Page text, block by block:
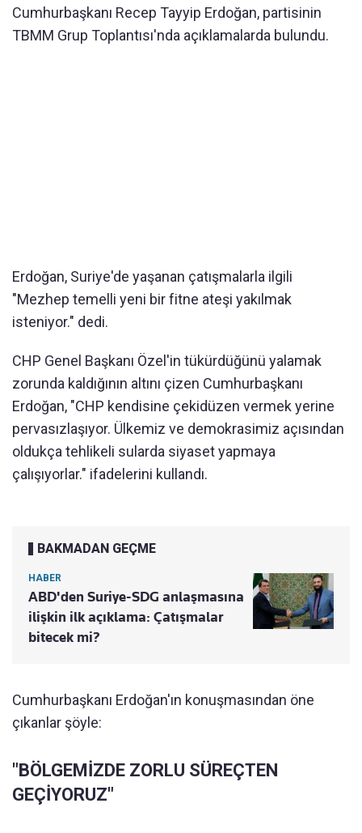
Cumhurbaşkanı Recep Tayyip Erdoğan, partisinin
TBMM Grup Toplantısı'nda açıklamalarda bulundu.
Erdoğan, Suriye'de yaşanan çatışmalarla ilgili
"Mezhep temelli yeni bir fitne ateşi yakılmak
isteniyor." dedi.
CHP Genel Başkanı Özel'in tükürdüğünü yalamak
zorunda kaldığının altını çizen Cumhurbaşkanı
Erdoğan, "CHP kendisine çekidüzen vermek yerine
pervasızlaşıyor. Ülkemiz ve demokrasimiz açısından
oldukça tehlikeli sularda siyaset yapmaya
çalışıyorlar." ifadelerini kullandı.
BAKMADAN GEÇME
HABER
ABD'den Suriye-SDG anlaşmasına
ilişkin ilk açıklama: Çatışmalar
bitecek mi?
Cumhurbaşkanı Erdoğan'ın konuşmasından öne
çıkanlar şöyle:
"BÖLGEMİZDE ZORLU SÜREÇTEN
GEÇİYORUZ"